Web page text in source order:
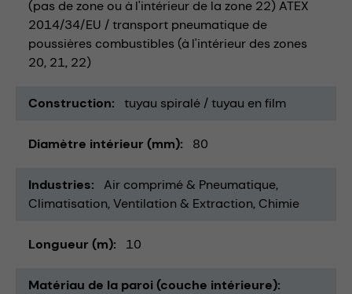
(pas de zone ou à l'intérieur de la zone 22) ATEX
2014/34/EU / transport pneumatique de
poussières combustibles (à l'intérieur des zones
20, 21, 22)
Construction tuyau spiralé / tuyau en film
Diamètre intérieur (mm) 80
Industries
Air comprimé & Pneumatique
Climatisation, Ventilation & Extraction Chimie
Longueur (m) 10
Matériau de la paroi (couche intérieure)